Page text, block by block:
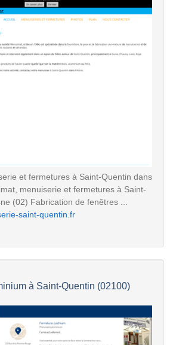
et fermetures à Saint-Quentin dans
menuiserie et fermetures à Saint-
(02) Fabrication de fenêtres ...
saint-quentin.fr
à Saint-Quentin (02100)